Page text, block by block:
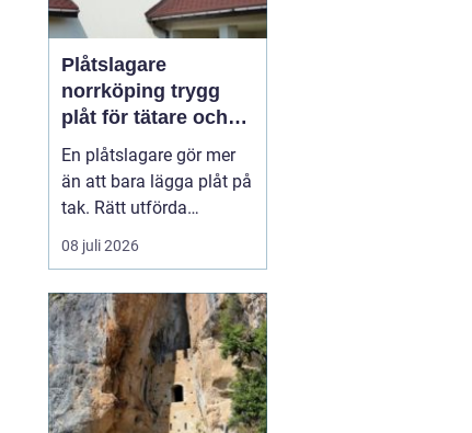
Plåtslagare
norrköping trygg
plåt för tätare och
hållbarare hus
En plåtslagare gör mer
än att bara lägga plåt på
tak. Rätt utförda
plåtarbeten skyddar
huset mot läckage, röta
energiförluster under
många år framåt. I
Norrköping, där vädret
växlar mellan snö, regn
och blåst, blir kvaliteten
08 juli 2026